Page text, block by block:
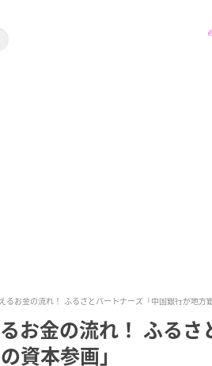
るお金の流れ！ ふるさとパートナーズ「中国銀行が地方
お金の流れ！ ふるさ
資本参画」